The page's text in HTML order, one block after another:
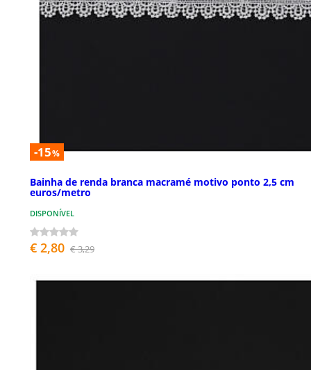
-15%
Bainha de renda branca macramé motivo ponto 2,5 cm
euros/metro
DISPONÍVEL
€ 2,80 € 3,29